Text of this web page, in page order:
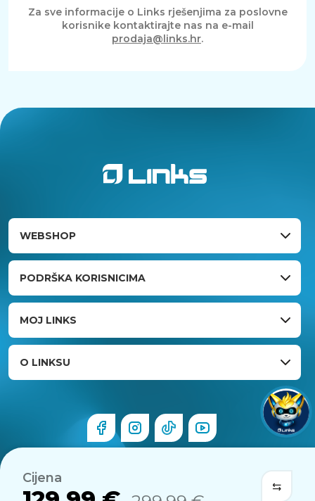
Cijena
Za sve informacije o Links rješenjima za poslovne
korisnike kontaktirajte nas na e-mail
prodaja@links.hr.
WEBSHOP
PODRŠKA KORISNICIMA
MOJ LINKS
O LINKSU